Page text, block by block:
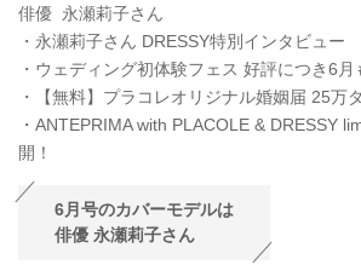
俳優 永瀬莉子さん
・永瀬莉子さん DRESSY特別インタビュー
・ウェディング初体験フェス 好評につき6月
・【無料】プラコレオリジナル婚姻届 25万
・ANTEPRIMA with PLACOLE & DRESSY
開！
6月号のカバーモデルは
俳優 永瀬莉子さん